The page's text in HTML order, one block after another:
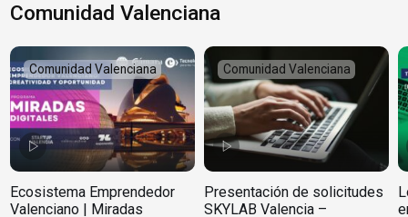
Comunidad Valenciana
Comunidad Valenciana
Ecosistema Emprendedor
Valenciano | Miradas
Comunidad Valenciana
Presentación de solicitudes
SKYLAB Valencia –